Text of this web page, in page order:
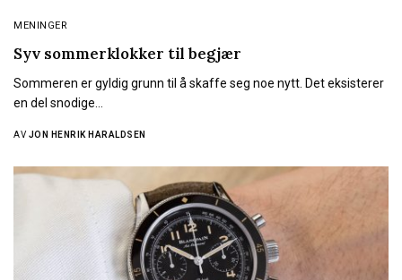
MENINGER
Syv sommerklokker til begjær
Sommeren er gyldig grunn til å skaffe seg noe nytt. Det eksisterer
en del snodige…
AV JON HENRIK HARALDSEN